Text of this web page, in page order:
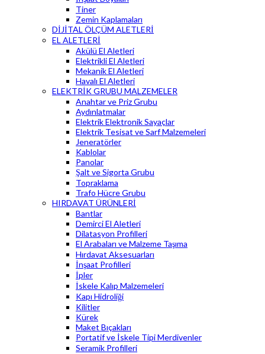
Tiner
Zemin Kaplamaları
DİJİTAL ÖLÇÜM ALETLERİ
EL ALETLERİ
Akülü El Aletleri
Elektrikli El Aletleri
Mekanik El Aletleri
Havalı El Aletleri
ELEKTRİK GRUBU MALZEMELER
Anahtar ve Priz Grubu
Aydınlatmalar
Elektrik Elektronik Sayaçlar
Elektrik Tesisat ve Sarf Malzemeleri
Jeneratörler
Kablolar
Panolar
Şalt ve Sigorta Grubu
Topraklama
Trafo Hücre Grubu
HIRDAVAT ÜRÜNLERİ
Bantlar
Demirci El Aletleri
Dilatasyon Profilleri
El Arabaları ve Malzeme Taşıma
Hırdavat Aksesuarları
İnşaat Profilleri
İpler
İskele Kalıp Malzemeleri
Kapı Hidroliği
Kilitler
Kürek
Maket Bıçakları
Portatif ve İskele Tipi Merdivenler
Seramik Profilleri